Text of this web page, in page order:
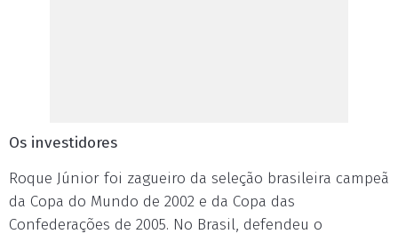
Os investidores
Roque Júnior foi zagueiro da seleção brasileira campeã
da Copa do Mundo de 2002 e da Copa das
Confederações de 2005. No Brasil, defendeu o